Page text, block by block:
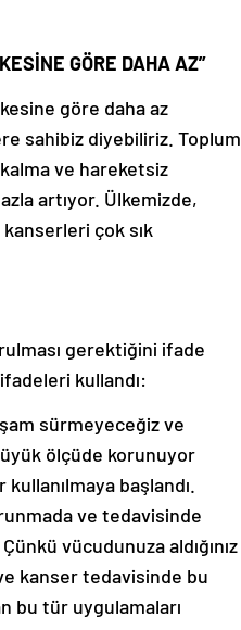
GÖRE DAHA AZ”
göre daha az
sahibiz diyebiliriz. Toplum
ve hareketsiz
artıyor. Ülkemizde,
çok sık
gerektiğini ifade
kullandı:
sürmeyeceğiz ve
ölçüde korunuyor
başlandı.
ve tedavisinde
vücudunuza aldığınız
kanser tedavisinde bu
bu tür uygulamaları